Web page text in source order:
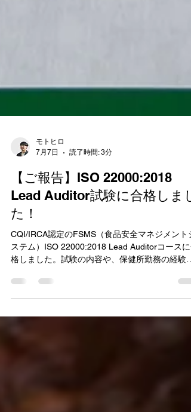
7月7日
読了時間: 3分
【ご報告】ISO 22000:2018
Lead Auditor試験に合格しまし
た！
CQI/IRCA認定のFSMS（食品安全マネジメントシ
ステム）ISO 22000:2018 Lead Auditorコースに
格しました。試験の内容や、保健所勤務の経験を